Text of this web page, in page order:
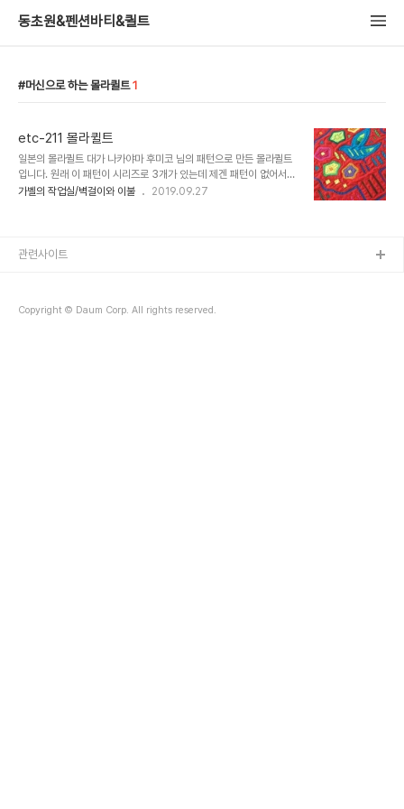
동초원&펜션바티&퀼트
머신으로 하는 몰라퀼트 1
etc-211 몰라퀼트
일본의 몰라퀼트 대가 나카야마 후미코 님의 패턴으로 만든 몰라퀼트
입니다. 원래 이 패턴이 시리즈로 3개가 있는데 제겐 패턴이 없어서
팩키지로 만들었어요. 여름에 버니나 서울의 몰라특강때 만들었는데
가벨의 작업실/벽걸이와 이불 2019.09.27
Copyright © Daum Corp. All rights reserved.
관련사이트